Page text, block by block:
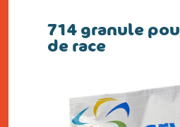
le coeur
actualités
714 granule
de race